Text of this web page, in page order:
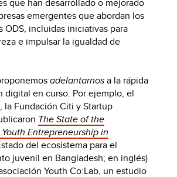
emergentes que abordan los
ODS, incluidas iniciativas para
e impulsar la igualdad de
adelantarnosa la rápida
digital en curso. Por ejemplo, el
la Fundación Citi y Startup
The State of the
Entrepreneurship in
del ecosistema para el
juvenil en Bangladesh; en inglés)
Youth Co:Lab, un estudio